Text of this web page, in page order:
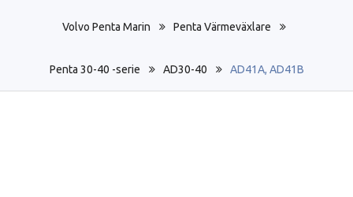
Volvo Penta Marin Penta Värmeväxlare
Penta 30-40 -serie AD30-40 AD41A, AD41B